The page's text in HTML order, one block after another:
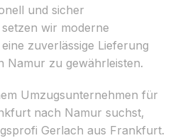
und sicher
wir moderne
zuverlässige Lieferung
Namur zu gewährleisten.
Umzugsunternehmen für
nach Namur suchst,
Gerlach aus Frankfurt.